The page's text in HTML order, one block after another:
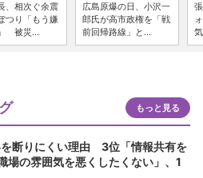
、相次ぐ余震
つり「もう嫌
被災...
広島原爆の日、小沢一
郎氏が高市政権を「戦
前回帰路線」と...
もっと見る
を断りにくい理由 3位「情報共有を
場の雰囲気を悪くしたくない」、1